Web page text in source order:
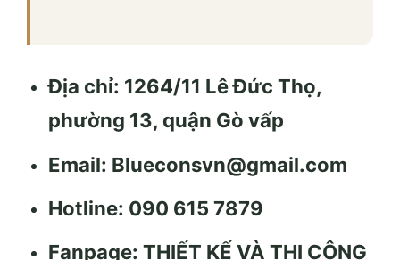
Địa chỉ: 1264/11 Lê Đức Thọ,
phường 13, quận Gò vấp
Email: Blueconsvn@gmail.com
Hotline: 090 615 7879
Fanpage: THIẾT KẾ VÀ THI CÔNG